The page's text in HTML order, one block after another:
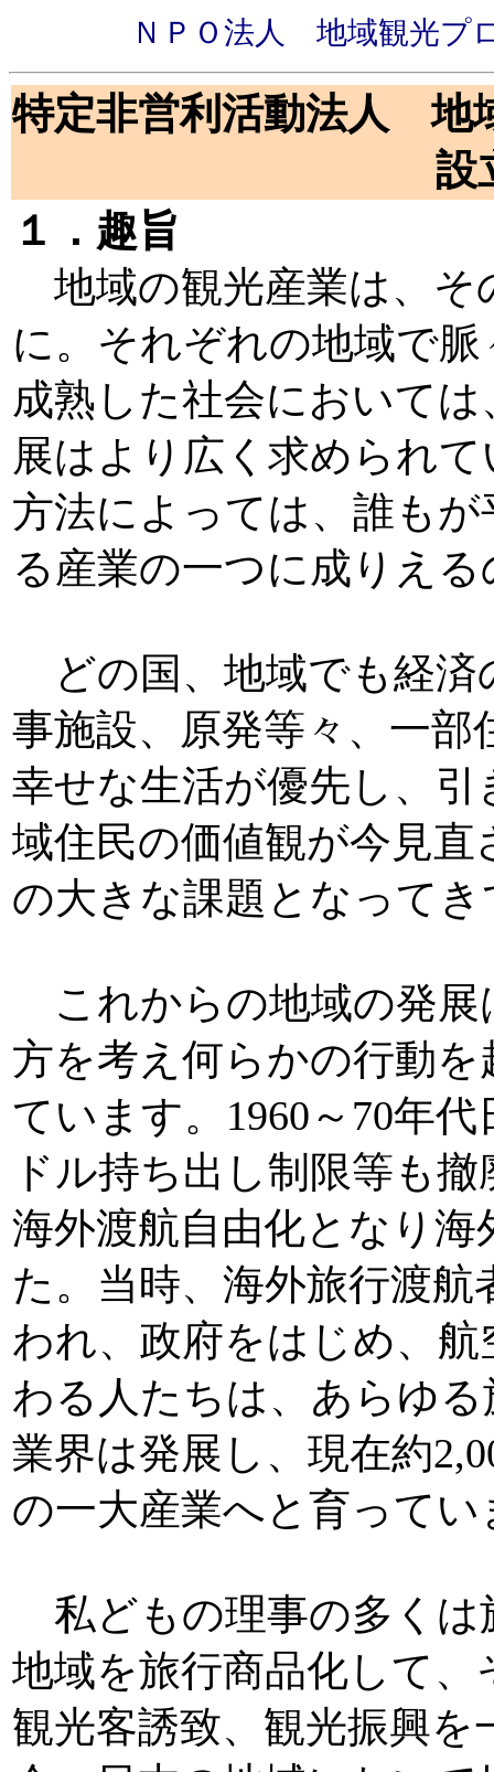
ＮＰＯ法人 地域観光プ
特定非営利活動法人
設
１．趣旨
地域の観光産業は、そ
に。それぞれの地域で
成熟した社会において
展はより広く求められ
方法によっては、誰も
る産業の一つに成りえ
どの国、地域でも経済
事施設、原発等々、一部
幸せな生活が優先し、
域住民の価値観が今見
の大きな課題となって
これからの地域の発展
方を考え何らかの行動
ています。1960～70年
ドル持ち出し制限等も
海外渡航自由化となり
た。当時、海外旅行渡航
われ、政府をはじめ、
わる人たちは、あらゆ
業界は発展し、現在約
の一大産業へと育ってい
私どもの理事の多くは
地域を旅行商品化して
観光客誘致、観光振興